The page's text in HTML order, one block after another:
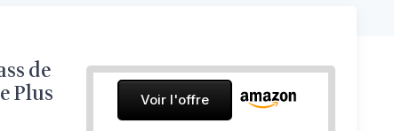
Voir l'offre
de
Plus